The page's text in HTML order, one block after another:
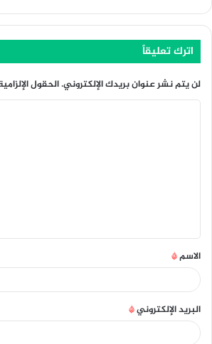
اترك تعليقاً
لن يتم نشر عنوان بريدك الإلكتروني.الحقول
ق
*
الاسم*
البريد الإلكتروني*